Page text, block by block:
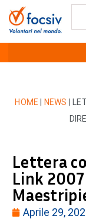
HOME NEWS
Lettera
Link
Aprile 29,